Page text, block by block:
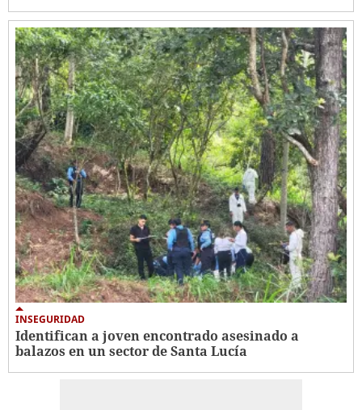
INSEGURIDAD
Identifican a joven encontrado asesinado a
balazos en un sector de Santa Lucía